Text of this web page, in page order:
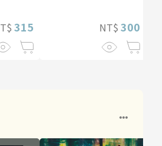
315 NT$ 300